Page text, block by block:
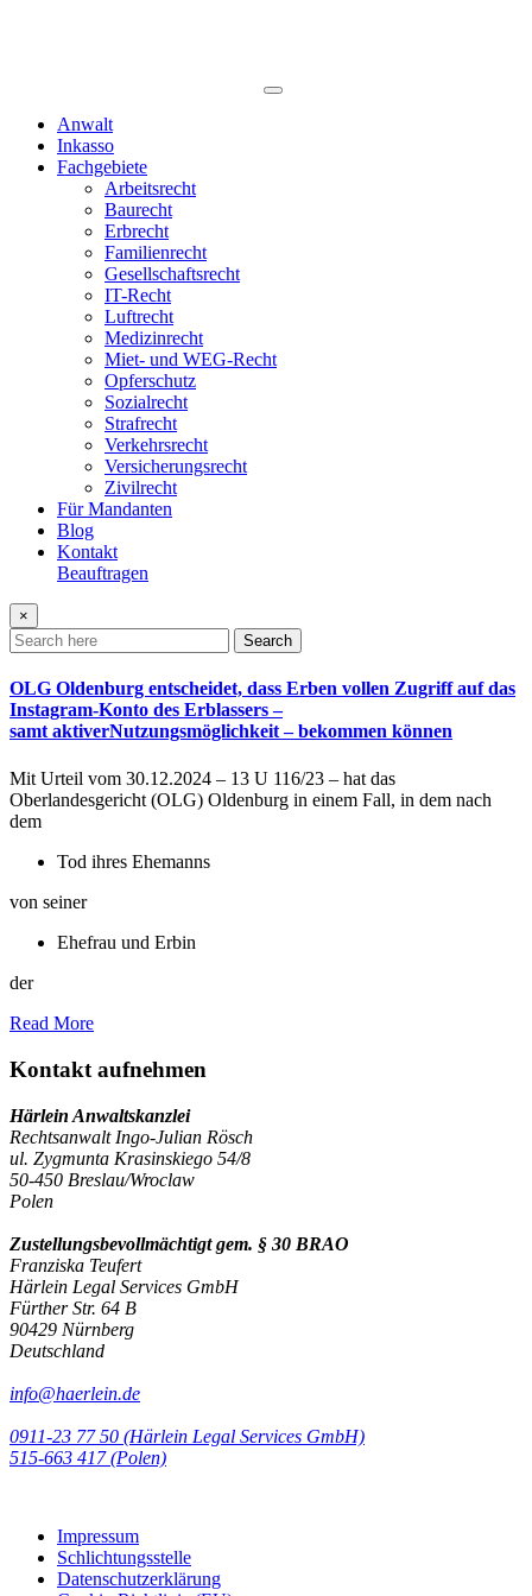
Anwalt
Inkasso
Fachgebiete
Arbeitsrecht
Baurecht
Erbrecht
Familienrecht
Gesellschaftsrecht
IT-Recht
Luftrecht
Medizinrecht
Miet- und WEG-Recht
Opferschutz
Sozialrecht
Strafrecht
Verkehrsrecht
Versicherungsrecht
Zivilrecht
Für Mandanten
Blog
Kontakt
Beauftragen
×
Search
OLG Oldenburg entscheidet, dass Erben vollen Zugriff auf das
Instagram-Konto des Erblassers –
samt aktiverNutzungsmöglichkeit – bekommen können
Mit Urteil vom 30.12.2024 – 13 U 116/23 – hat das
Oberlandesgericht (OLG) Oldenburg in einem Fall, in dem nach
dem
Tod ihres Ehemanns
von seiner
Ehefrau und Erbin
der
Read More
Kontakt aufnehmen
Härlein Anwaltskanzlei
Rechtsanwalt Ingo-Julian Rösch
ul. Zygmunta Krasinskiego 54/8
50-450 Breslau/Wroclaw
Polen
Zustellungsbevollmächtigt gem. § 30 BRAO
Franziska Teufert
Härlein Legal Services GmbH
Fürther Str. 64 B
90429 Nürnberg
Deutschland
info@haerlein.de
0911-23 77 50 (Härlein Legal Services GmbH)
‭515-663 417 (Polen)‬‬‬
Impressum
Schlichtungsstelle
Datenschutzerklärung